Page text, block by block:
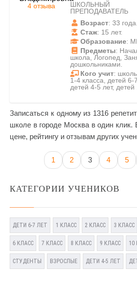
4 отзыва
ШКОЛЬНЫЙ
ПРЕПОДАВАТЕЛЬ
Возраст: 33 года.
Стаж: 15 лет.
Образование:
Предметы:
школа, Логопед,
дошкольниками.
Кого учит:
1-4 класса, детей 6-
детей 4-5 лет, детей
Записаться к одному из 1316
школе в городе Москва в один клик.
цене, рейтингу и отзывам других
1 2 3 4 5
КАТЕГОРИИ УЧЕНИКОВ
ДЕТИ 6-7 ЛЕТ 1 КЛАСС 2 КЛАСС 3 КЛАСС
6 КЛАСС 7 КЛАСС 8 КЛАСС 9 КЛАСС 10
СТУДЕНТЫ ВЗРОСЛЫЕ ДЕТИ 4-5 ЛЕТ